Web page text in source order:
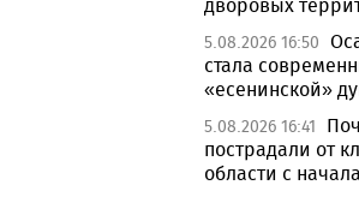
дворовых
5.08.2026 16:50
стала
«есенинской»
5.08.2026 16:41
пострадали от
области с